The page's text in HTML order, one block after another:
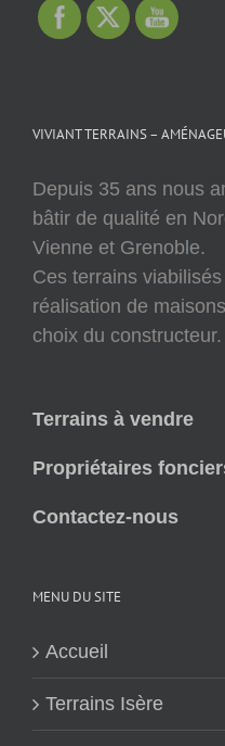
VIVIANT TERRAINS –
Depuis 35 ans nous
bâtir de qualité en
Vienne et Grenoble.
Ces terrains
réalisation de
choix du constructeur.
Terrains à vendre
Propriétaires
Contactez-nous
MENU DU SITE
Accueil
Terrains Isère